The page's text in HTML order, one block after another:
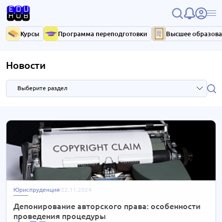
Курсы Программа переподготовки Высшее
Новости
Выберите раздел
В моменте 206 новостей
Психология 127 новостей
Строительство 102 новости
Юриспруденция 22.11.2024
Депонирование авторского права: особенности
проведения процедуры